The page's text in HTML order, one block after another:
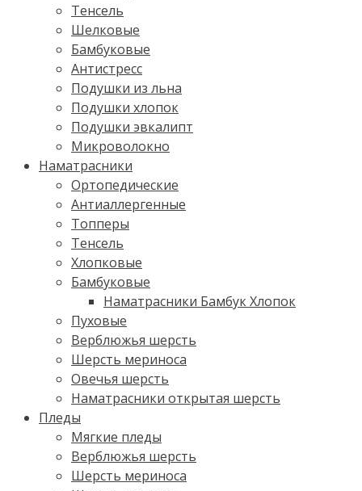
Тенсель
Шелковые
Бамбуковые
Антистресс
Подушки из льна
Подушки хлопок
Подушки эвкалипт
Микроволокно
Наматрасники
Ортопедические
Антиаллергенные
Топперы
Тенсель
Хлопковые
Бамбуковые
Наматрасники Бамбук Хлопок
Пуховые
Верблюжья шерсть
Шерсть мериноса
Овечья шерсть
Наматрасники открытая шерсть
Пледы
Мягкие пледы
Верблюжья шерсть
Шерсть мериноса